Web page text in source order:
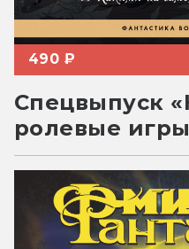
490 ₽
Спецвыпуск
ролевые